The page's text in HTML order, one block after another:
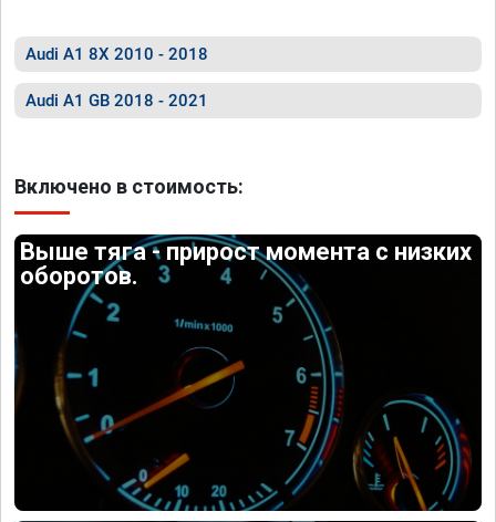
Audi A1 8X 2010 - 2018
Audi A1 GB 2018 - 2021
Включено в стоимость:
Выше тяга - прирост момента с низких
оборотов.